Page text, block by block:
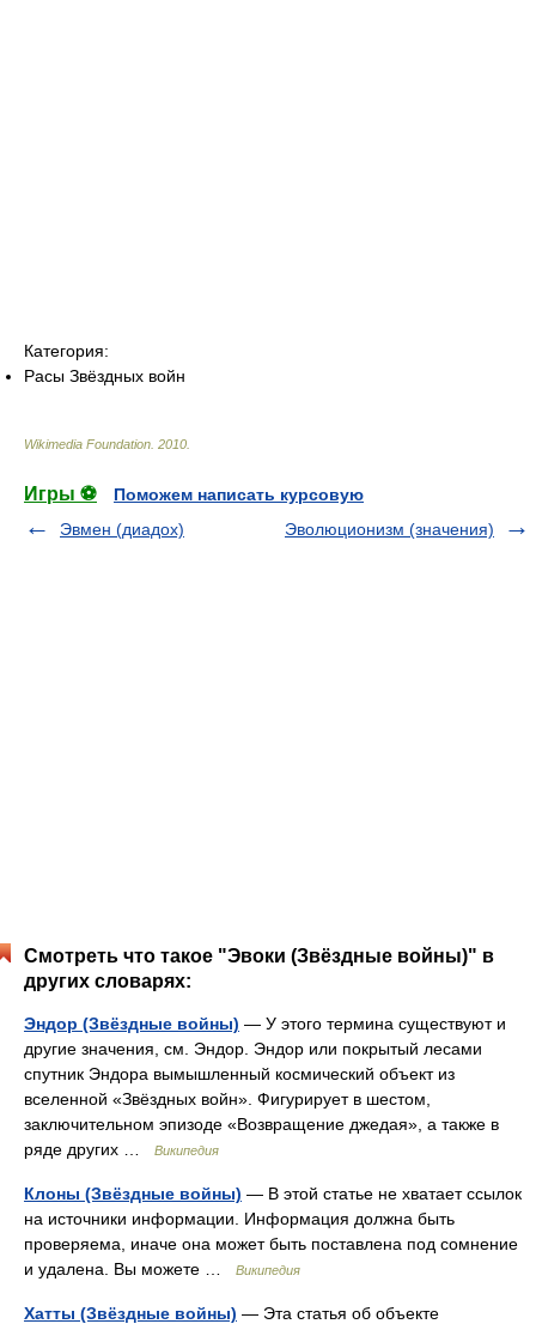
Категория:
Расы Звёздных войн
Wikimedia Foundation 2010
Игры ⚽
Поможем написать курсовую
Эвмен (диадох)
Эволюционизм (значения)
Смотреть что такое "Эвоки (Звёздные войны)" в
других словарях:
Эндор (Звёздные войны) — У этого термина существуют и
другие значения, см. Эндор. Эндор или покрытый лесами
спутник Эндора вымышленный космический объект из
вселенной «Звёздных войн». Фигурирует в шестом,
заключительном эпизоде «Возвращение джедая», а также в
ряде других …
Википедия
Клоны (Звёздные войны) — В этой статье не хватает ссылок
на источники информации. Информация должна быть
проверяема, иначе она может быть поставлена под сомнение
и удалена. Вы можете …
Википедия
Хатты (Звёздные войны) — Эта статья об объекте